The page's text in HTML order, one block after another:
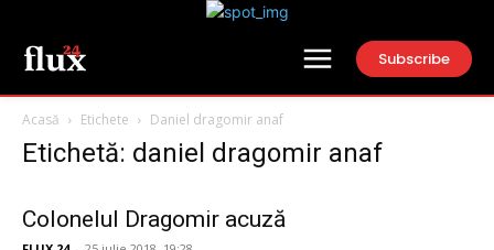
Subscribe
Acasă Etichete Daniel dragomir anaf
Etichetă: daniel dragomir anaf
Colonelul Dragomir acuză